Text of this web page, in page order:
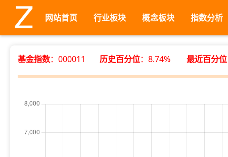
网站首页 行业板块 概念板块 指数分析
基金指数：000011 历史百分位：8.74% 最近百分位